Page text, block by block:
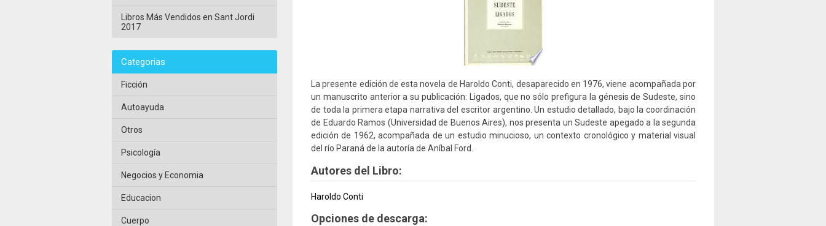
La presente edición de esta novela de Haroldo Conti, desaparecido en 1976, viene acompañada por
un manuscrito anterior a su publicación: Ligados, que no sólo prefigura la génesis de Sudeste, sino
de toda la primera etapa narrativa del escritor argentino. Un estudio detallado, bajo la coordinación
de Eduardo Ramos (Universidad de Buenos Aires), nos presenta un Sudeste apegado a la segunda
edición de 1962, acompañada de un estudio minucioso, un contexto cronológico y material visual
del río Paraná de la autoría de Aníbal Ford.
Autores del Libro:
Haroldo Conti
Opciones de descarga:
Libros Más Vendidos en Sant Jordi
2017
Categorias
Ficción
Autoayuda
Otros
Psicología
Negocios y Economia
Educacion
Cuerpo